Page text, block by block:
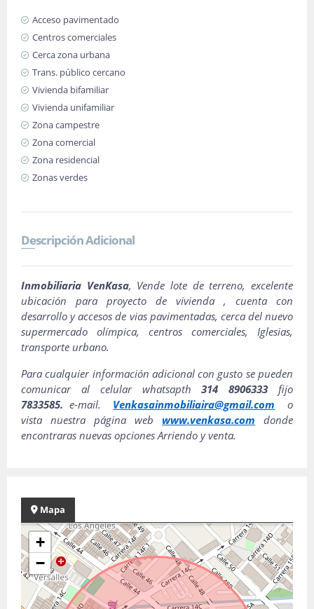
Acceso pavimentado
Centros comerciales
Cerca zona urbana
Trans. público cercano
Vivienda bifamiliar
Vivienda unifamiliar
Zona campestre
Zona comercial
Zona residencial
Zonas verdes
Descripción Adicional
Inmobiliaria VenKasa, Vende lote de terreno, excelente
ubicación para proyecto de vivienda , cuenta con
desarrollo y accesos de vias pavimentadas, cerca del nuevo
supermercado olímpica, centros comerciales, Iglesias,
transporte urbano.
Para cualquier información adicional con gusto se pueden
comunicar al celular whatsapth314 8906333fijo
7833585. e-mail. Venkasainmobiliaira@gmail.com o
vista nuestra página web www.venkasa.com donde
encontraras nuevas opciones Arriendo y venta.
Mapa
+
−